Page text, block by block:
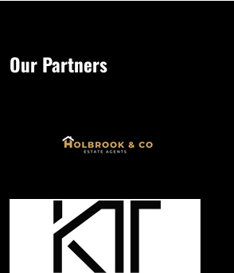
Our Partners